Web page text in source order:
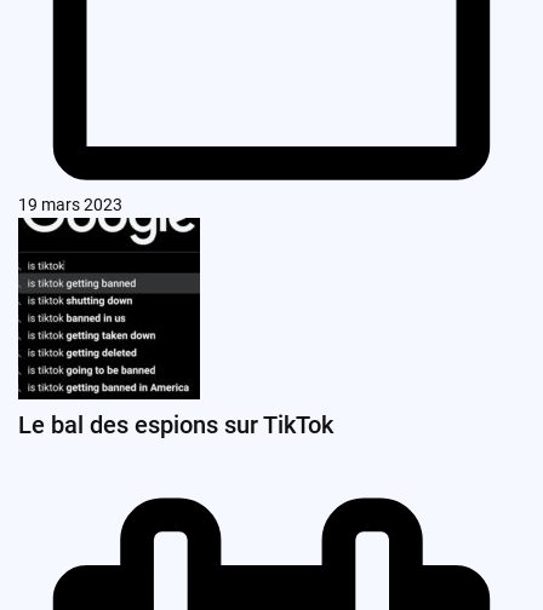
19 mars 2023
Le bal des espions sur TikTok